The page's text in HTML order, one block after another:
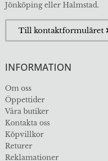
Jönköping eller Halmstad.
Till kontaktformuläret
INFORMATION
Om oss
Öppettider
Våra butiker
Kontakta oss
Köpvillkor
Returer
Reklamationer